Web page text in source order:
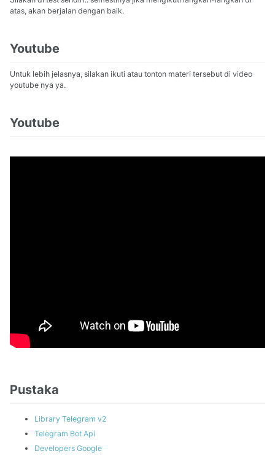
atas, akan berjalan dengan baik.
Youtube
Untuk lebih jelasnya, silakan ikuti atau tonton materi tersebut di video
youtube nya ya.
Youtube
Pustaka
Library Telegram v2
Telegram Bot Api
Developers Google